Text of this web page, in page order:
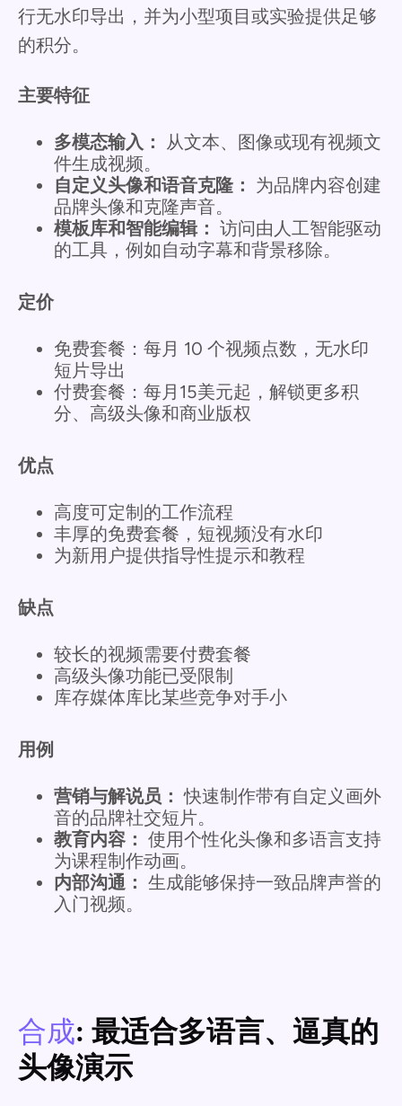
行无水印导出，并为小型项目或实验提供足够
的积分。
主要特征
多模态输入：
从文本、图像或现有视频文
件生成视频。
自定义头像和语音克隆： 为品牌内容创建
品牌头像和克隆声音。
模板库和智能编辑： 访问由人工智能驱动
的工具，例如自动字幕和背景移除。
定价
免费套餐：每月 10 个视频点数，无水印
短片导出
付费套餐：每月15美元起，解锁更多积
分、高级头像和商业版权
优点
高度可定制的工作流程
丰厚的免费套餐，短视频没有水印
为新用户提供指导性提示和教程
缺点
较长的视频需要付费套餐
高级头像功能已受限制
库存媒体库比某些竞争对手小
用例
营销与解说员： 快速制作带有自定义画外
音的品牌社交短片。
教育内容： 使用个性化头像和多语言支持
为课程制作动画。
内部沟通： 生成能够保持一致品牌声誉的
入门视频。
合成: 最适合多语言、逼真的
头像演示